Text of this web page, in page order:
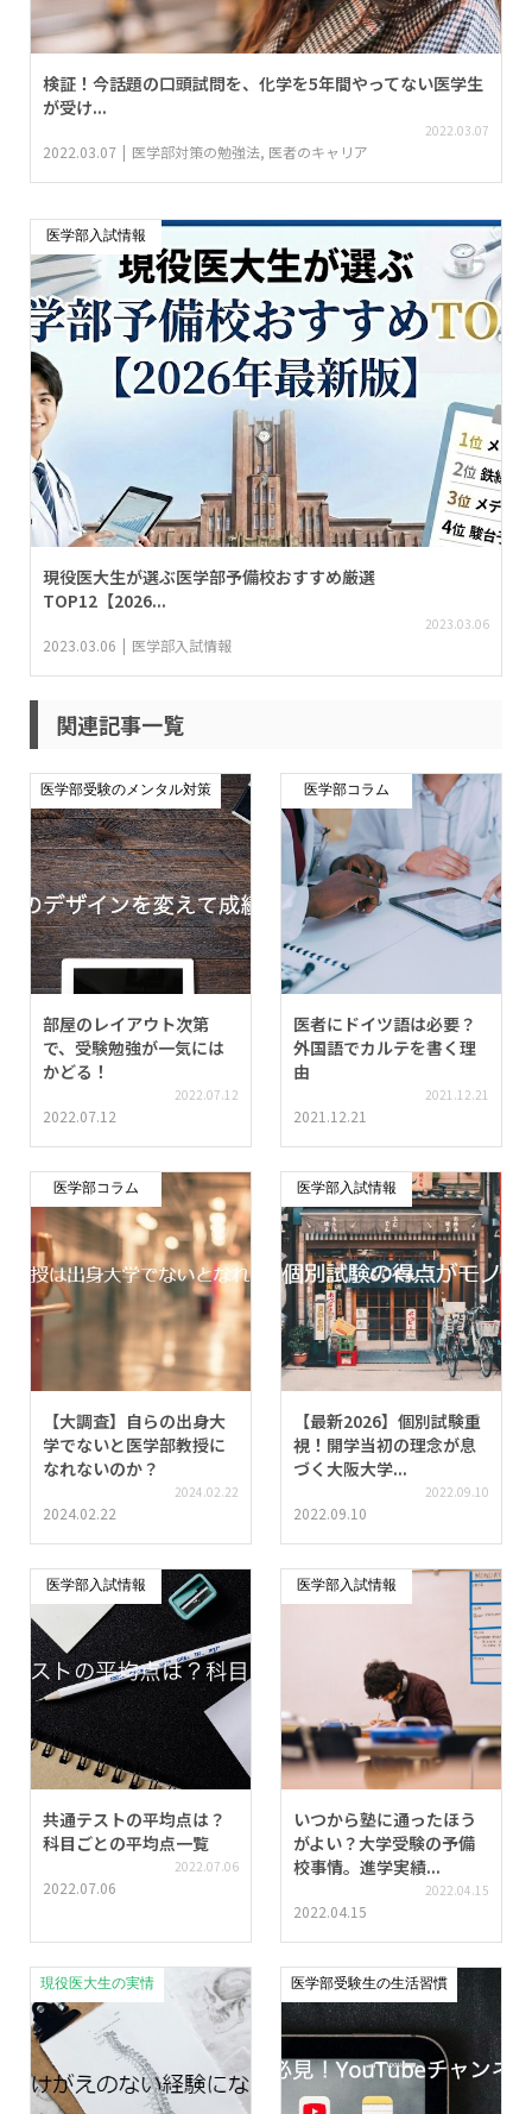
検証！今話題の口頭試問を、化学を5年間やってない医学生
が受け...
2022.03.07
2022.03.07 医学部対策の勉強法, 医者のキャリア
医学部入試情報
現役医大生が選ぶ医学部予備校おすすめ厳選
TOP12【2026...
2023.03.06
2023.03.06 医学部入試情報
関連記事一覧
医学部受験のメンタル対策
部屋のレイアウト次第
で、受験勉強が一気には
かどる！
2022.07.12
2022.07.12
医学部コラム
医者にドイツ語は必要？
外国語でカルテを書く理
由
2021.12.21
2021.12.21
医学部コラム
【大調査】自らの出身大
学でないと医学部教授に
なれないのか？
2024.02.22
2024.02.22
医学部入試情報
【最新2026】個別試験重
視！開学当初の理念が息
づく大阪大学...
2022.09.10
2022.09.10
医学部入試情報
共通テストの平均点は？
科目ごとの平均点一覧
2022.07.06
2022.07.06
医学部入試情報
いつから塾に通ったほう
がよい？大学受験の予備
校事情。進学実績...
2022.04.15
2022.04.15
現役医大生の実情 医学部受験生の生活習慣